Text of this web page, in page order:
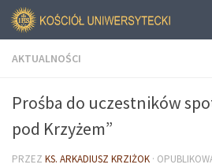
AKTUALNOŚCI
Prośba do uczestników
pod Krzyżem”
PRZEZ KS. ARKADIUSZ KRZIŻOK ·